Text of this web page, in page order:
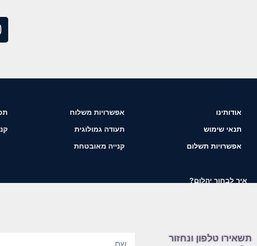
אודותינו
תנאי שימוש
אפשרויות תשלום
אפשרויות משלוח
תעודה גמולוגית
קנייה מאובטחת
איך לבחור יהלום?
תשאירו טלפון ונחזור